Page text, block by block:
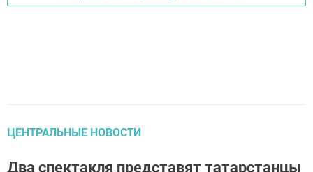
ЦЕНТРАЛЬНЫЕ НОВОСТИ
Два спектакля представят татарстанцы